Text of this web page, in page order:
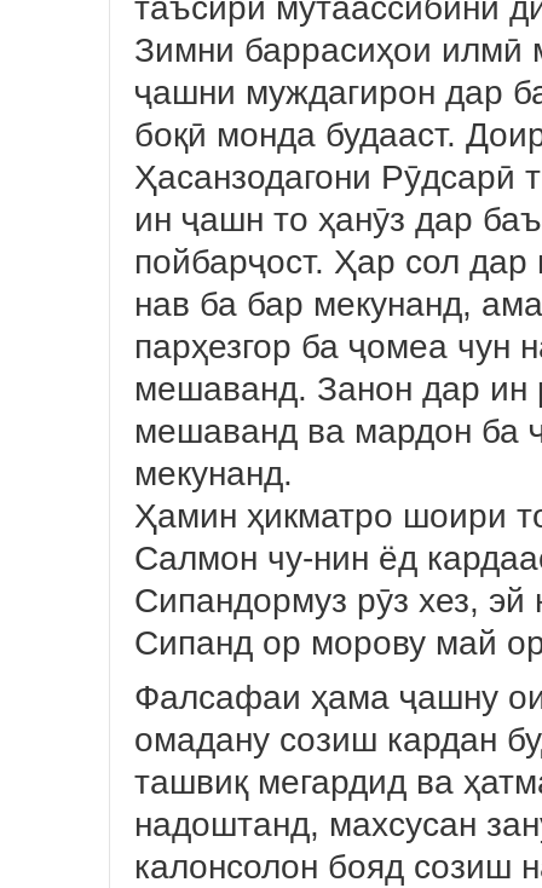
Зимни баррасиҳои
ҷашни муждагирон дар
боқӣ монда будааст.
Ҳасанзодагони Рӯдсарӣ
ин ҷашн то ҳанӯз дар
пойбарҷост. Ҳар сол
нав ба бар мекунанд,
парҳезгор ба ҷомеа чун
мешаванд. Занон дар ин
мешаванд ва мардон ба
мекунанд.
Ҳамин ҳикматро шоири
Салмон чу-нин ёд
Сипандормуз рӯз хез, эй
Сипанд ор морову май
Фалсафаи ҳама ҷашну
омадану созиш кардан
ташвиқ мегардид ва
надоштанд, махсусан
калонсолон бояд созиш